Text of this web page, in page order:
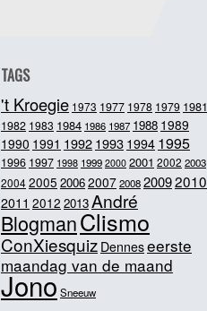
TAGS
't Kroegie 1973 1977 1978 1979 1981
1982 1983 1984 1986 1987 1988 1989
1990 1991 19921993 1994 1995
1996 1997 1998 1999 2000 2001 2002 2003
20042005 20062007200820092010
2011 2012 2013André
BlogmanClismo
ConXiesquiz Denneseerste
maandag van de maand
JonoSneeuw